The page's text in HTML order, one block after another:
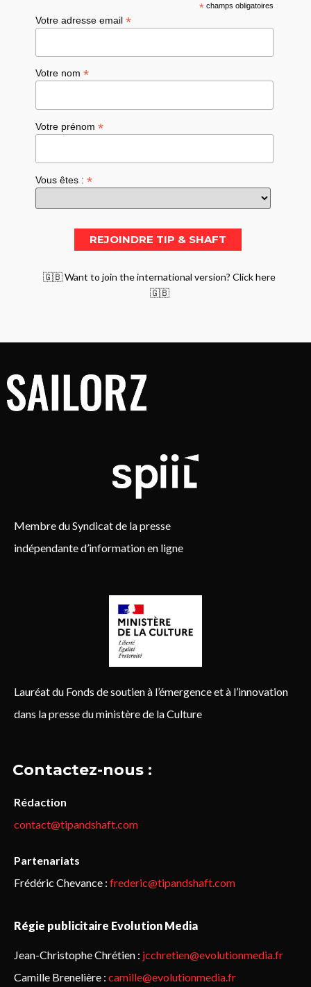
*champs obligatoires
Votre adresse email*
Votre nom*
Votre prénom*
Vous êtes :*
🇬🇧 Want to join the international version? Click here
🇬🇧
Membre du Syndicat de la presse
indépendante d’information en ligne
Lauréat du Fonds de soutien à l’émergence et à l’innovation
dans la presse du ministère de la Culture
Contactez-nous :
Rédaction
contact@tipandshaft.com
Partenariats
Frédéric Chevance : frederic@tipandshaft.com
Régie publicitaire Evolution Media
Jean-Christophe Chrétien : jcchretien@evolutionmedia.fr
Camille Brenelière : camille@evolutionmedia.fr